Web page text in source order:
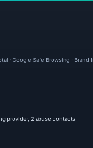
· Google Safe Browsing ·
provider, 2 abuse contacts